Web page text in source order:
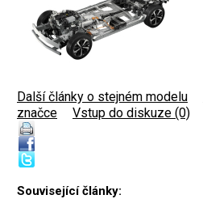
Další články o stejném modelu
značce
Vstup do diskuze (0)
Související články: